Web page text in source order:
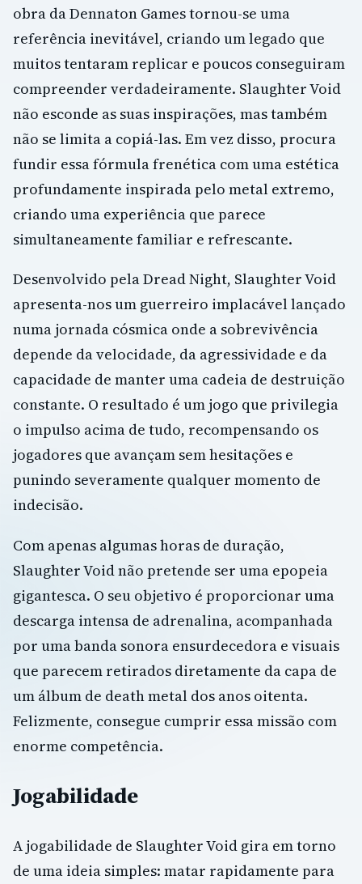
obra da Dennaton Games tornou-se uma
referência inevitável, criando um legado que
muitos tentaram replicar e poucos conseguiram
compreender verdadeiramente. Slaughter Void
não esconde as suas inspirações, mas também
não se limita a copiá-las. Em vez disso, procura
fundir essa fórmula frenética com uma estética
profundamente inspirada pelo metal extremo,
criando uma experiência que parece
simultaneamente familiar e refrescante.
Desenvolvido pela Dread Night, Slaughter Void
apresenta-nos um guerreiro implacável lançado
numa jornada cósmica onde a sobrevivência
depende da velocidade, da agressividade e da
capacidade de manter uma cadeia de destruição
constante. O resultado é um jogo que privilegia
o impulso acima de tudo, recompensando os
jogadores que avançam sem hesitações e
punindo severamente qualquer momento de
indecisão.
Com apenas algumas horas de duração,
Slaughter Void não pretende ser uma epopeia
gigantesca. O seu objetivo é proporcionar uma
descarga intensa de adrenalina, acompanhada
por uma banda sonora ensurdecedora e visuais
que parecem retirados diretamente da capa de
um álbum de death metal dos anos oitenta.
Felizmente, consegue cumprir essa missão com
enorme competência.
Jogabilidade
A jogabilidade de Slaughter Void gira em torno
de uma ideia simples: matar rapidamente para